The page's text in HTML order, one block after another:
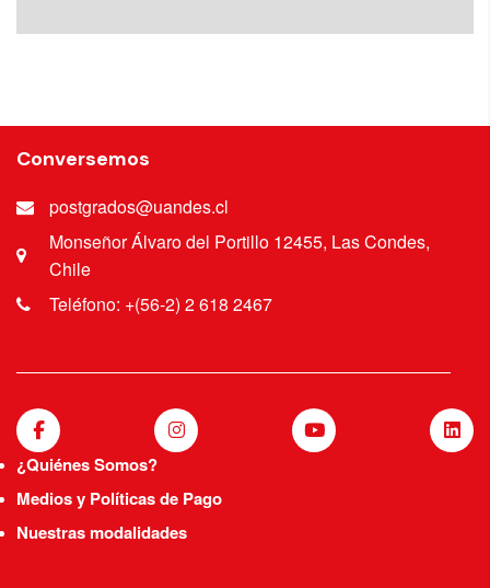
Conversemos
postgrados@uandes.cl
Monseñor Álvaro del Portillo 12455, Las Condes,
Chile
Teléfono: +(56-2) 2 618 2467
¿Quiénes Somos?
Medios y Políticas de Pago
Nuestras modalidades